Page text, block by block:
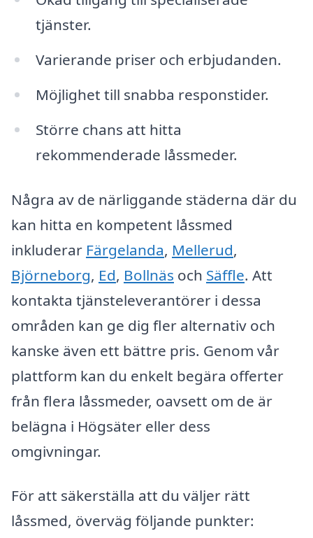
tjänster.
Varierande priser och erbjudanden.
Möjlighet till snabba responstider.
Större chans att hitta
rekommenderade låssmeder.
Några av de närliggande städerna där du
kan hitta en kompetent låssmed
inkluderar Färgelanda, Mellerud,
Björneborg, Ed, Bollnäs och Säffle. Att
kontakta tjänsteleverantörer i dessa
områden kan ge dig fler alternativ och
kanske även ett bättre pris. Genom vår
plattform kan du enkelt begära offerter
från flera låssmeder, oavsett om de är
belägna i Högsäter eller dess
omgivningar.
För att säkerställa att du väljer rätt
låssmed, överväg följande punkter: